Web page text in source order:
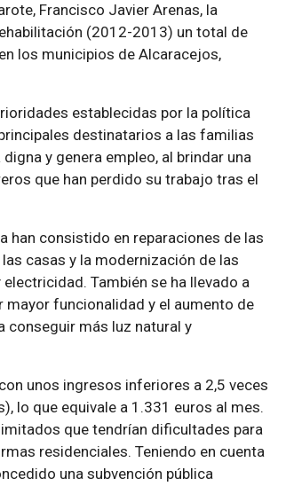
Francisco Javier Arenas, la
(2012-2013) un total de
los municipios de Alcaracejos,
establecidas por la política
destinatarios a las familias
y genera empleo, al brindar una
que han perdido su trabajo tras el
han consistido en reparaciones de las
casas y la modernización de las
También se ha llevado a
funcionalidad y el aumento de
conseguir más luz natural y
unos ingresos inferiores a 2,5 veces
lo que equivale a 1.331 euros al mes.
que tendrían dificultades para
residenciales. Teniendo en cuenta
una subvención pública